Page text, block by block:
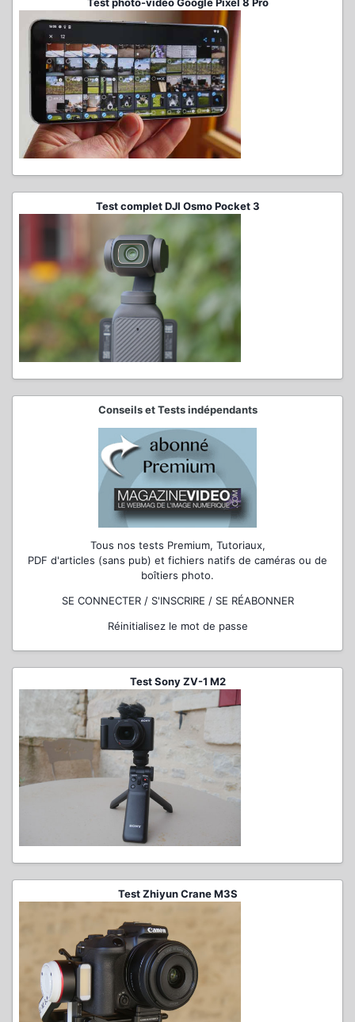
Test complet DJI Osmo Pocket 3
Conseils et Tests indépendants
Tous nos tests Premium, Tutoriaux,
PDF d'articles (sans pub) et fichiers natifs de caméras ou de
boîtiers photo.
SE CONNECTER / S'INSCRIRE / SE RÉABONNER
Réinitialisez le mot de passe
Test Sony ZV-1 M2
Test Zhiyun Crane M3S